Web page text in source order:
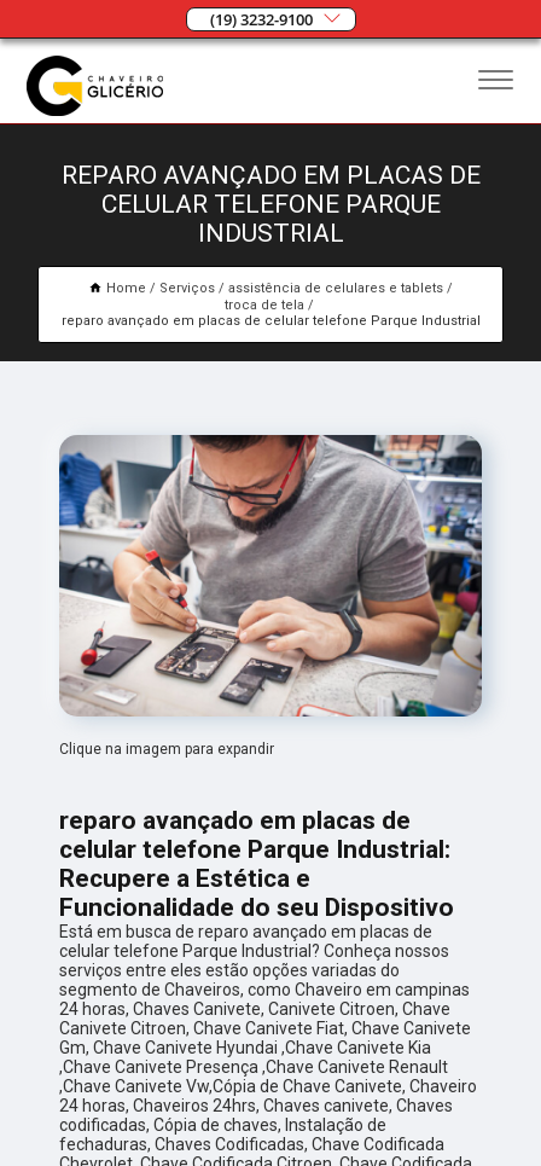
(19) 3232-9100
REPARO AVANÇADO EM PLACAS DE
CELULAR TELEFONE PARQUE
INDUSTRIAL
Home Serviços
assistência de celulares e tablets
troca de tela
reparo avançado em placas de celular telefone Parque Industrial
Clique na imagem para expandir
reparo avançado em placas de
celular telefone Parque Industrial:
Recupere a Estética e
Funcionalidade do seu Dispositivo
Está em busca de reparo avançado em placas de
celular telefone Parque Industrial? Conheça nossos
serviços entre eles estão opções variadas do
segmento de Chaveiros, como Chaveiro em campinas
24 horas, Chaves Canivete, Canivete Citroen, Chave
Canivete Citroen, Chave Canivete Fiat, Chave Canivete
Gm, Chave Canivete Hyundai ,Chave Canivete Kia
,Chave Canivete Presença ,Chave Canivete Renault
,Chave Canivete Vw,Cópia de Chave Canivete, Chaveiro
24 horas, Chaveiros 24hrs, Chaves canivete, Chaves
codificadas, Cópia de chaves, Instalação de
fechaduras, Chaves Codificadas, Chave Codificada